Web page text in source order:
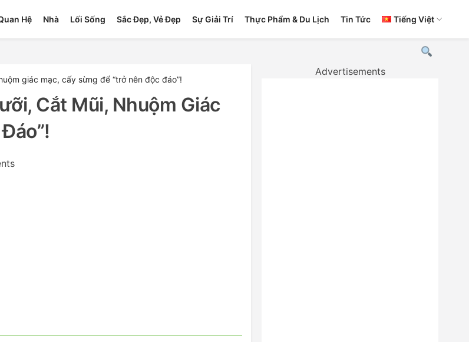
Hệ Nhà Lối Sống Sắc Đẹp, Vẻ Đẹp Sự Giải Trí Thực Phẩm & Du Lịch Tin Tức Tiếng Việt
giác mạc, cấy sừng để “trở nên độc đáo”!
Cắt Mũi, Nhuộm Giác
Advertisements